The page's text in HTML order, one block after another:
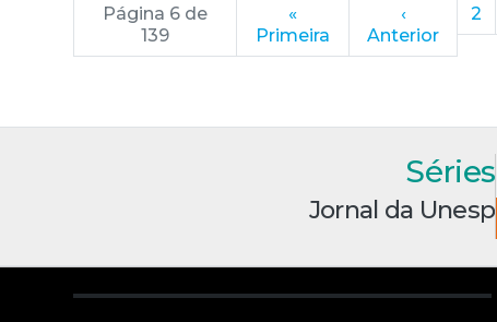
Página 6 de
139
«
Primeira
‹
Anterior
2
Séries
Jornal da Unesp